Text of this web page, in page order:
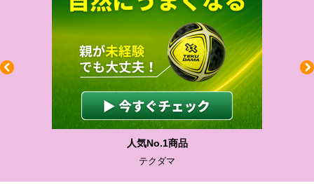
人気No.1商品
テクダマ